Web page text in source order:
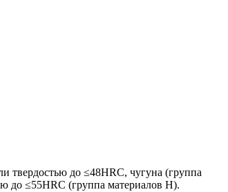
твердостью до ≤48HRC, чугуна (группа
до ≤55HRC (группа материалов H).